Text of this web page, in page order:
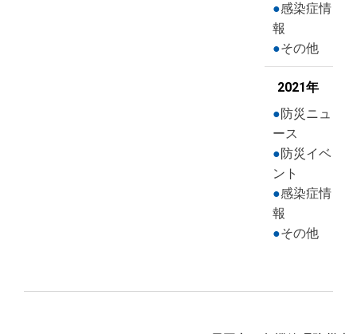
感染症情
報
その他
2021年
防災ニュ
ース
防災イベ
ント
感染症情
報
その他